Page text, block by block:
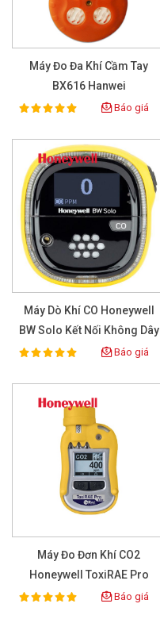
Máy Đo Đa Khí Cầm Tay
BX616 Hanwei
Rating:
100% Báo giá
Máy Dò Khí CO Honeywell
BW Solo Kết Nối Không Dây
Màu Vàng
Rating:
100% Báo giá
Máy Đo Đơn Khí CO2
Honeywell ToxiRAE Pro
PGM-1850
Rating:
100% Báo giá